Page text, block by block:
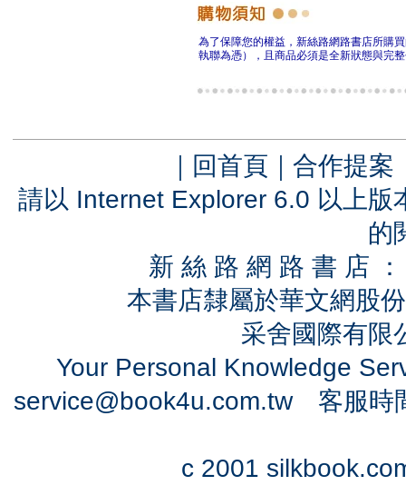
為了保障您的權益，新絲路網路書店所購
執聯為憑），且商品必須是全新狀態與完
｜ 回首頁 ｜ 合作提案
請以 Internet Explorer 6.0 以上
的
新 絲 路 網 路 書 店
本書店隸屬於華文網股
采舍國際有
Your Personal Knowledge
service@book4u.com.tw客服時
c 2001